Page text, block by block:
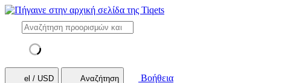
el / USD Αναζήτηση
Βοήθεια